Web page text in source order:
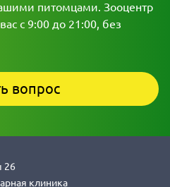
питомцами. Зооцентр
с 9:00 до 21:00, без
Задать вопрос
26
клиника